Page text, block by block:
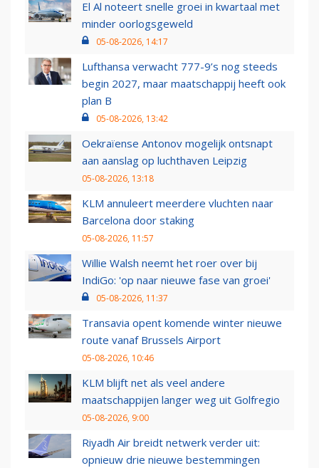
El Al noteert snelle groei in kwartaal met
minder oorlogsgeweld
05-08-2026, 14:17
Lufthansa verwacht 777-9’s nog steeds
begin 2027, maar maatschappij heeft ook
plan B
05-08-2026, 13:42
Oekraïense Antonov mogelijk ontsnapt
aan aanslag op luchthaven Leipzig
05-08-2026, 13:18
KLM annuleert meerdere vluchten naar
Barcelona door staking
05-08-2026, 11:57
Willie Walsh neemt het roer over bij
IndiGo: 'op naar nieuwe fase van groei'
05-08-2026, 11:37
Transavia opent komende winter nieuwe
route vanaf Brussels Airport
05-08-2026, 10:46
KLM blijft net als veel andere
maatschappijen langer weg uit Golfregio
05-08-2026, 9:00
Riyadh Air breidt netwerk verder uit:
opnieuw drie nieuwe bestemmingen